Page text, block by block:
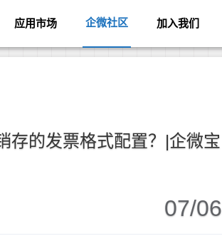
应用市场 企微社区 加入我们
存的发票格式配置？|企微宝
07/06